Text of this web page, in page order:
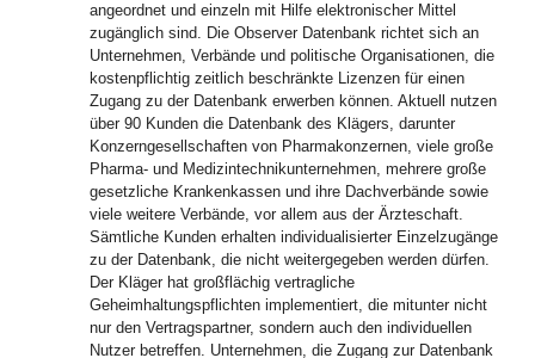
angeordnet und einzeln mit Hilfe elektronischer Mittel
zugänglich sind. Die Observer Datenbank richtet sich an
Unternehmen, Verbände und politische Organisationen, die
kostenpflichtig zeitlich beschränkte Lizenzen für einen
Zugang zu der Datenbank erwerben können. Aktuell nutzen
über 90 Kunden die Datenbank des Klägers, darunter
Konzerngesellschaften von Pharmakonzernen, viele große
Pharma- und Medizintechnikunternehmen, mehrere große
gesetzliche Krankenkassen und ihre Dachverbände sowie
viele weitere Verbände, vor allem aus der Ärzteschaft.
Sämtliche Kunden erhalten individualisierter Einzelzugänge
zu der Datenbank, die nicht weitergegeben werden dürfen.
Der Kläger hat großflächig vertragliche
Geheimhaltungspflichten implementiert, die mitunter nicht
nur den Vertragspartner, sondern auch den individuellen
Nutzer betreffen. Unternehmen, die Zugang zur Datenbank